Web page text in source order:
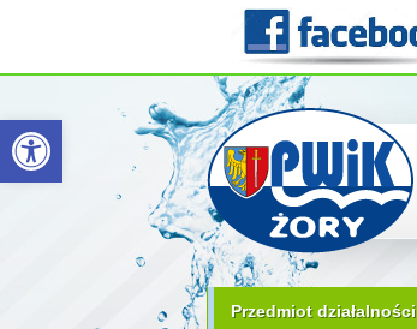
Otwórz pasek narzędzi
Przedmiot działalności